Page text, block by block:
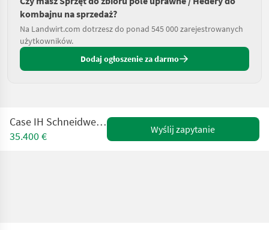
kombajnu na sprzedaż?
Na Landwirt.com dotrzesz do ponad 545 000 zarejestrowanych
użytkowników.
Dodaj ogłoszenie za darmo
Case IH Schneidwerk Vario 30G 9,1m
35.400 €
Wyślij zapytanie